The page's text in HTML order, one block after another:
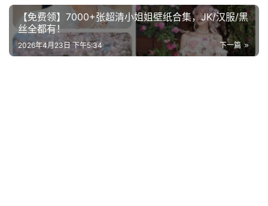
【免费领】7000+张超清小姐姐壁纸合集，JK/汉服/黑
丝全都有！
下一篇
2026年4月23日 下午5:34